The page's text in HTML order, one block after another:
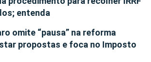
entenda
omite “pausa” na reforma
propostas e foca no Imposto